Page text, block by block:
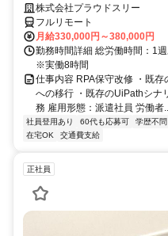
株式会社プラウドスリー
フルリモート
月給330,000円～380,000円
勤務時間詳細 総労働時間：1
※実働8時間
仕事内容 RPA保守改修 ・既
への移行 ・既存のUiPathシナ
務 雇用形態：派遣社員 労働者
社員登用あり 60代も応募可 学歴不問
在宅OK
交通費支給
正社員